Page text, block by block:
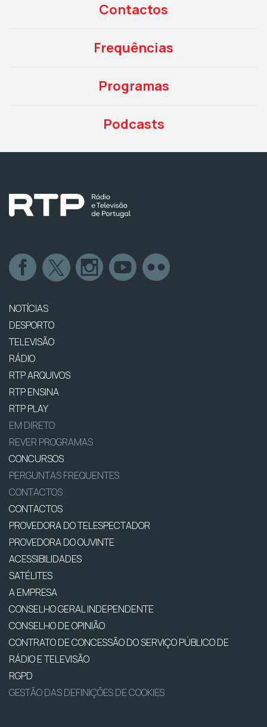
Contactos
Frequências
Programas
Podcasts
NOTÍCIAS
DESPORTO
TELEVISÃO
RÁDIO
RTP ARQUIVOS
RTP ENSINA
RTP PLAY
EM DIRETO
REVER PROGRAMAS
CONCURSOS
PERGUNTAS FREQUENTES
CONTACTOS
CONTACTOS
PROVEDORA DO TELESPECTADOR
PROVEDORA DO OUVINTE
ACESSIBILIDADES
SATÉLITES
A EMPRESA
CONSELHO GERAL INDEPENDENTE
CONSELHO DE OPINIÃO
CONTRATO DE CONCESSÃO DO SERVIÇO PÚBLICO DE
RÁDIO E TELEVISÃO
RGPD
GESTÃO DAS DEFINIÇÕES DE COOKIES